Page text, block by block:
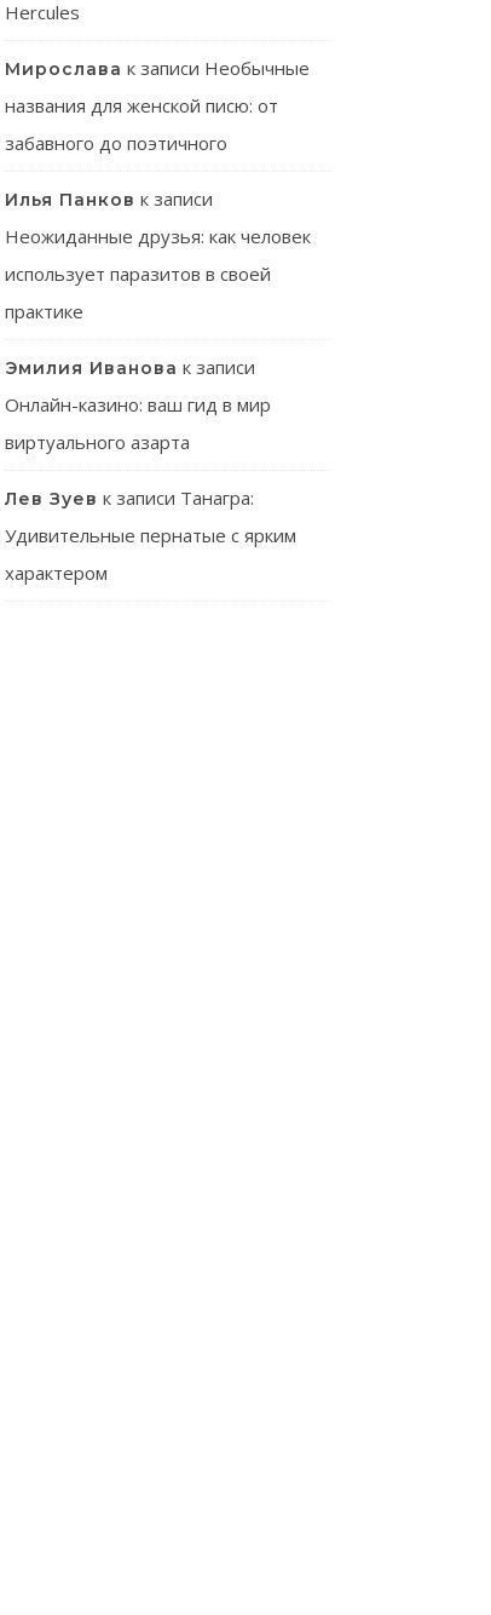
Hercules
Мирослава к записи Необычные
названия для женской писю: от
забавного до поэтичного
Илья Панков к записи
Неожиданные друзья: как человек
использует паразитов в своей
практике
Эмилия Иванова к записи
Онлайн-казино: ваш гид в мир
виртуального азарта
Лев Зуев к записи Танагра:
Удивительные пернатые с ярким
характером